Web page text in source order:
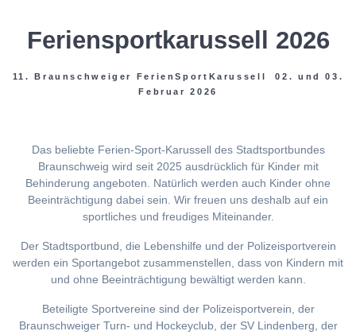
Feriensportkarussell 2026
11. Braunschweiger FerienSportKarussell 02. und 03.
Februar 2026
Das beliebte Ferien-Sport-Karussell des Stadtsportbundes
Braunschweig wird seit 2025 ausdrücklich für Kinder mit
Behinderung angeboten. Natürlich werden auch Kinder ohne
Beeinträchtigung dabei sein. Wir freuen uns deshalb auf ein
sportliches und freudiges Miteinander.
Der Stadtsportbund, die Lebenshilfe und der Polizeisportverein
werden ein Sportangebot zusammenstellen, dass von Kindern mit
und ohne Beeinträchtigung bewältigt werden kann.
Beteiligte Sportvereine sind der Polizeisportverein, der
Braunschweiger Turn- und Hockeyclub, der SV Lindenberg, der